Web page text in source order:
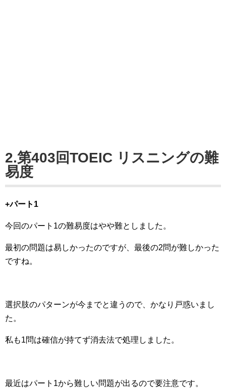
2.第403回TOEIC リスニングの難
易度
+パート1
今回のパート1の難易度はやや難としました。
最初の問題は易しかったのですが、最後の2問が難しかった
ですね。
選択肢のパターンが今までと違うので、かなり戸惑いまし
た。
私も1問は確信が持てず消去法で処理しました。
最近はパート1から難しい問題が出るので要注意です。